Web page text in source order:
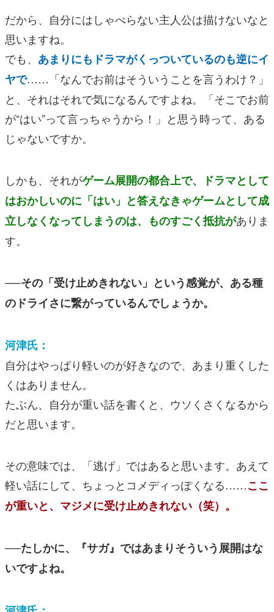
だから、自分にはしゃべらない主人公は描けないなと
思いますね。
でも、 あまりにもドラマがくっついているのも逆にイ
ヤで……「なんでお前はそういうことを言うわけ？」
と、それはそれで気になるんですよね。「そこでお前
が“はい”って言っちゃうから！」と思う時って、ある
じゃないですか。
しかも、それがゲーム展開の都合上で、ドラマとして
はおかしいのに「はい」と答えなきゃゲームとして成
立しなくなってしまうのは、ものすごく抵抗がありま
す。
──その「受け止めきれない」という感覚が、ある種
のドライさに繋がっているんでしょうか。
河津氏：
自分はやっぱり軽いのが好きなので、あまり重くした
くはありません。
たぶん、自分が重い話を書くと、ウソくさくなるから
だと思います。
その意味では、「逃げ」ではあると思います。あえて
軽い話にして、ちょっとコメディっぽくなる……ここ
が重いと、マジメに受け止めきれない（笑）。
──たしかに、『サガ』ではあまりそういう展開はな
いですよね。